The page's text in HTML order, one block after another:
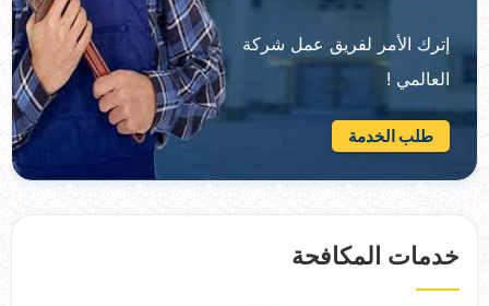
إترك الأمر لفريق عمل شركة
العالمي !
طلب الخدمة
خدمات المكافحة